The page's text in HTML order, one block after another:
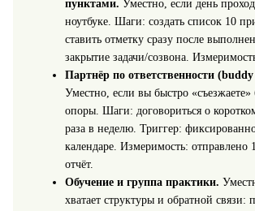
пунктами. Уместно, если день
ноутбуке. Шаги: создать список 10
ставить отметку сразу после
закрытие задачи/созвона.
Партнёр по ответственности (buddy
Уместно, если вы быстро
опоры. Шаги: договориться о
раза в неделю. Триггер:
календаре. Измеримость: отправлено
отчёт.
Обучение и группа практики.
хватает структуры и обратной связи: